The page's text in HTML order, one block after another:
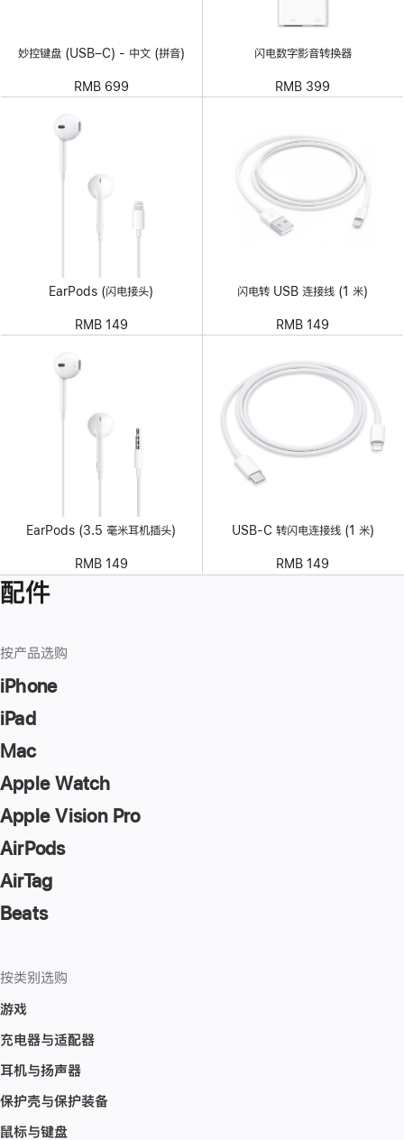
妙控键盘 (USB–C) - 中文 (拼音)
RMB 699
闪电数字影音转换器
RMB 399
EarPods (闪电接头)
RMB 149
闪电转 USB 连接线 (1 米)
RMB 149
EarPods (3.5 毫米耳机插头)
RMB 149
USB-C 转闪电连接线 (1 米)
RMB 149
配件
按产品选购
iPhone
iPad
Mac
Apple Watch
Apple Vision Pro
AirPods
AirTag
Beats
按类别选购
游戏
充电器与适配器
耳机与扬声器
保护壳与保护装备
鼠标与键盘